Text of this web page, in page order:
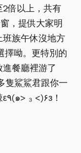
2倍以上，共有
，提供大家明
族午休沒地方
擇呦。更特別的
餐廳裡游了
隻鯊鯊君跟你一
起用餐，歐～小編真的被萌到惹辣ε٩(๑> ₃ <)۶з！